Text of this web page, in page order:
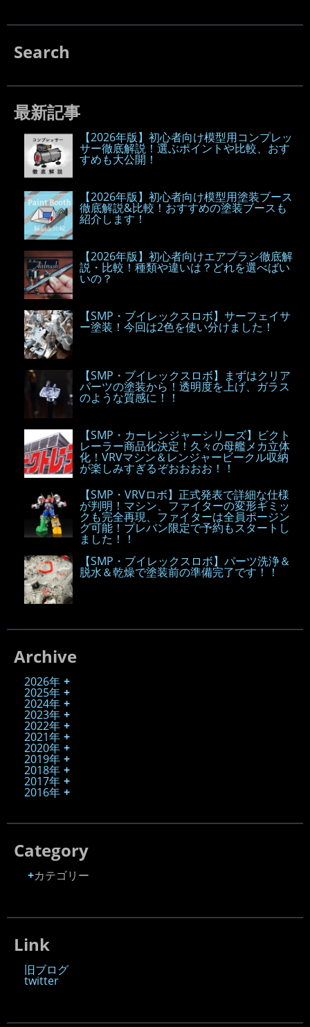
Search
最新記事
【2026年版】初心者向け模型用コンプレッ
サー徹底解説！選ぶポイントや比較、おす
すめも大公開！
【2026年版】初心者向け模型用塗装ブース
徹底解説&比較！おすすめの塗装ブースも
紹介します！
【2026年版】初心者向けエアブラシ徹底解
説・比較！種類や違いは？どれを選べばい
いの？
【SMP・ブイレックスロボ】サーフェイサ
ー塗装！今回は2色を使い分けました！
【SMP・ブイレックスロボ】まずはクリア
パーツの塗装から！透明度を上げ、ガラス
のような質感に！！
【SMP・カーレンジャーシリーズ】ビクト
レーラー商品化決定！久々の母艦メカ立体
化！VRVマシン＆レンジャービークル収納
が楽しみすぎるぞおおおお！！
【SMP・VRVロボ】正式発表で詳細な仕様
が判明！マシン、ファイターの変形ギミッ
クも完全再現、ファイターは全員ポージン
グ可能！プレバン限定で予約もスタートし
ました！！
【SMP・ブイレックスロボ】パーツ洗浄＆
脱水＆乾燥で塗装前の準備完了です！！
Archive
2026年
2025年
2024年
2023年
2022年
2021年
2020年
2019年
2018年
2017年
2016年
Category
カテゴリー
Link
旧ブログ
twitter